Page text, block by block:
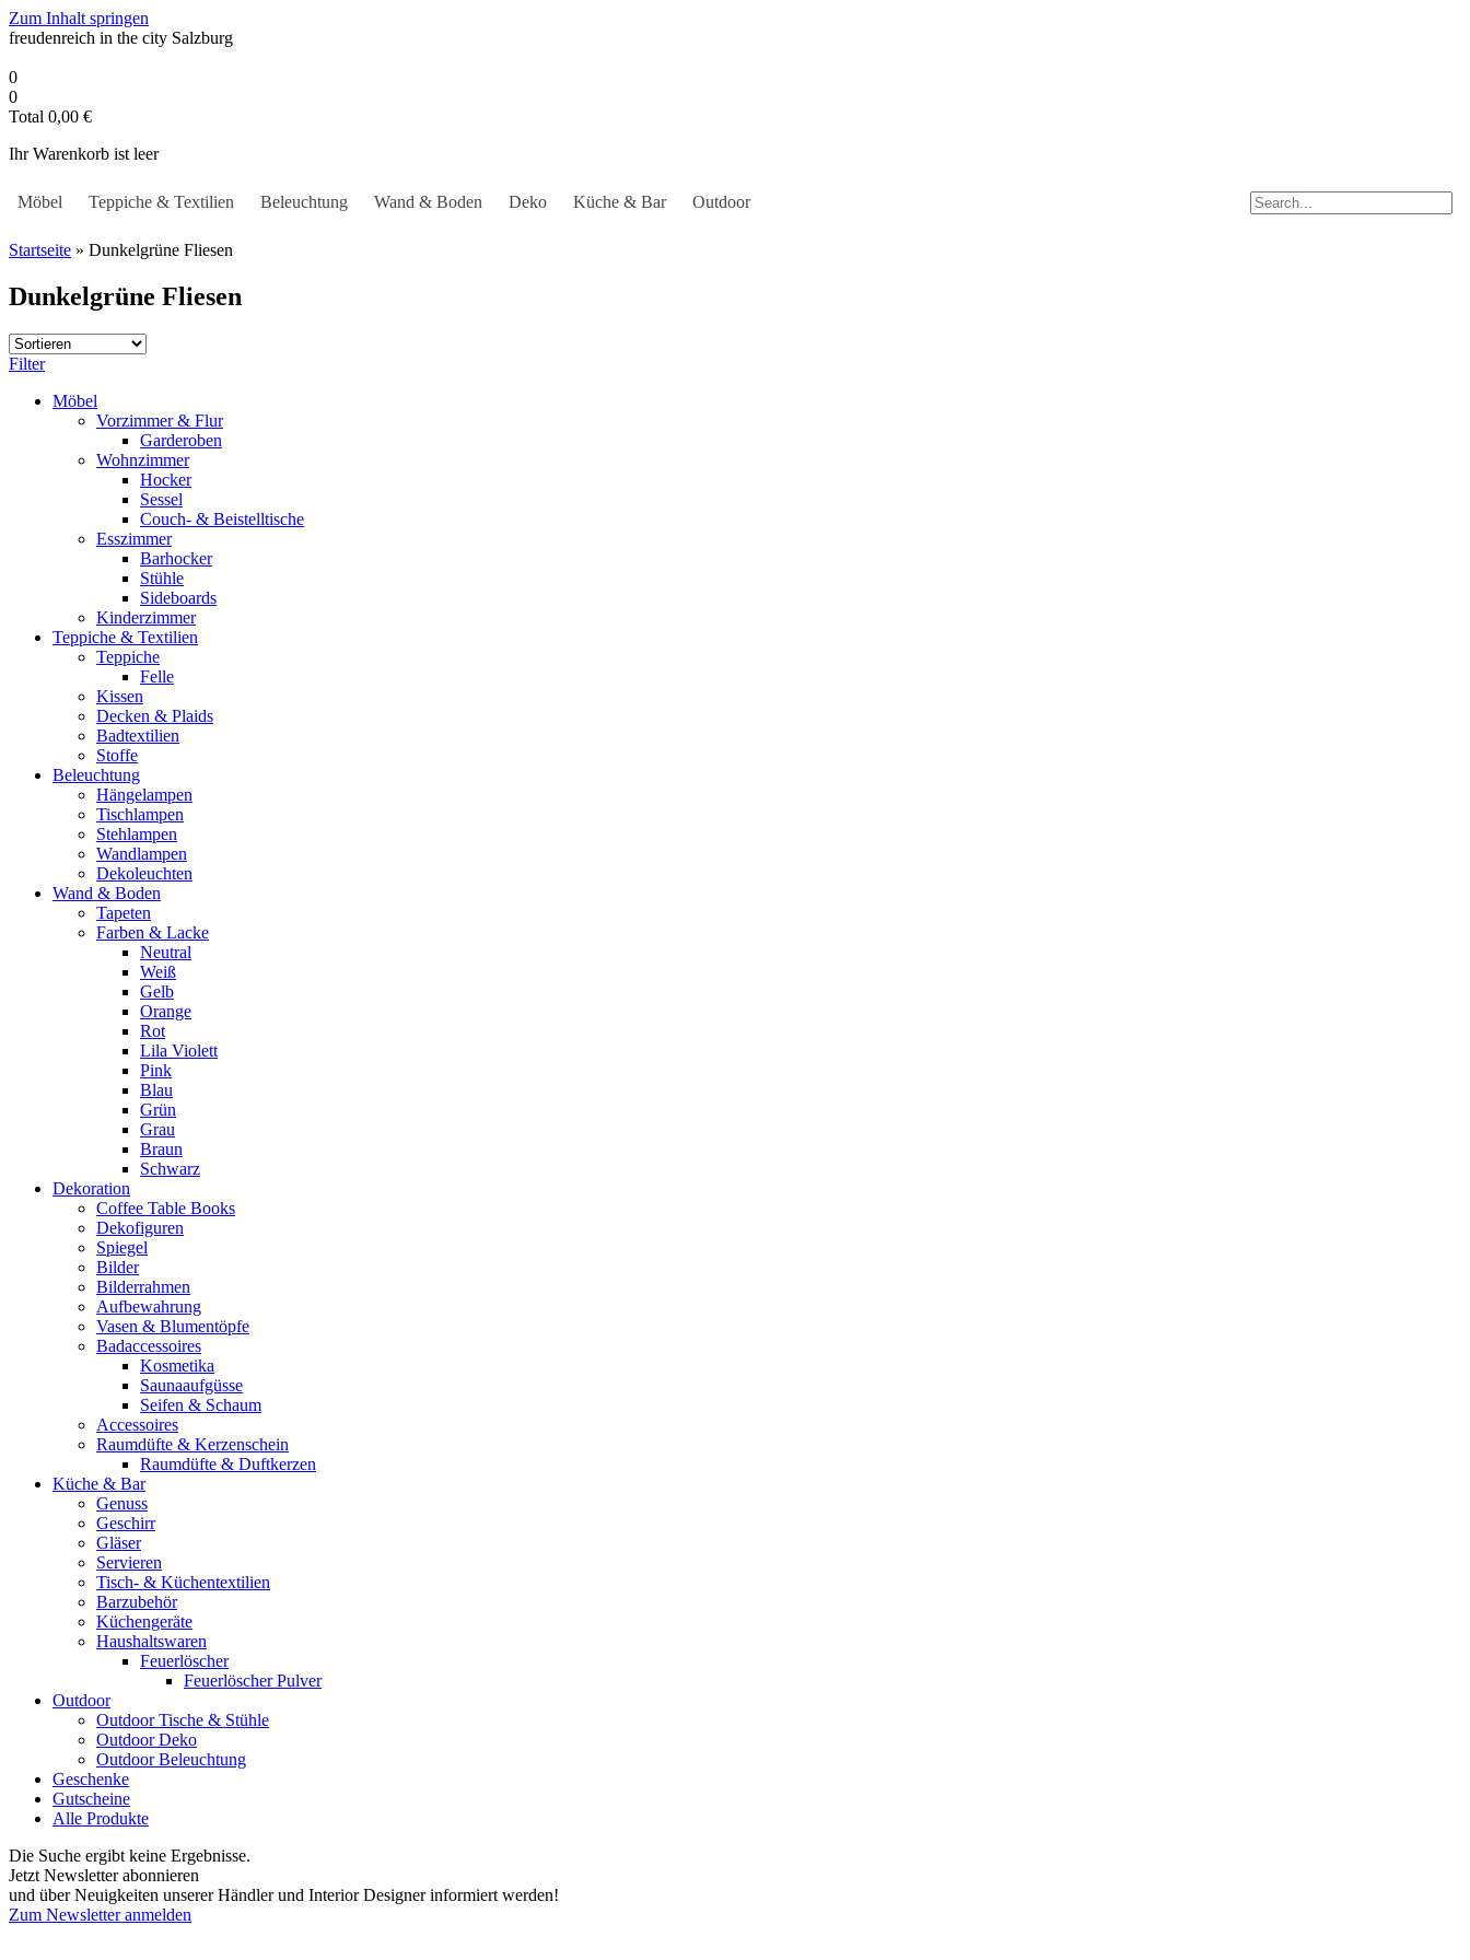
Zum Inhalt springen
freudenreich in the city Salzburg
0
0
Total 0,00 €
Ihr Warenkorb ist leer
Möbel Teppiche & Textilien Beleuchtung Wand & Boden Deko Küche & Bar Outdoor
Startseite » Dunkelgrüne Fliesen
Dunkelgrüne Fliesen
Filter
Möbel
Vorzimmer & Flur
Garderoben
Wohnzimmer
Hocker
Sessel
Couch- & Beistelltische
Esszimmer
Barhocker
Stühle
Sideboards
Kinderzimmer
Teppiche & Textilien
Teppiche
Felle
Kissen
Decken & Plaids
Badtextilien
Stoffe
Beleuchtung
Hängelampen
Tischlampen
Stehlampen
Wandlampen
Dekoleuchten
Wand & Boden
Tapeten
Farben & Lacke
Neutral
Weiß
Gelb
Orange
Rot
Lila Violett
Pink
Blau
Grün
Grau
Braun
Schwarz
Dekoration
Coffee Table Books
Dekofiguren
Spiegel
Bilder
Bilderrahmen
Aufbewahrung
Vasen & Blumentöpfe
Badaccessoires
Kosmetika
Saunaaufgüsse
Seifen & Schaum
Accessoires
Raumdüfte & Kerzenschein
Raumdüfte & Duftkerzen
Küche & Bar
Genuss
Geschirr
Gläser
Servieren
Tisch- & Küchentextilien
Barzubehör
Küchengeräte
Haushaltswaren
Feuerlöscher
Feuerlöscher Pulver
Outdoor
Outdoor Tische & Stühle
Outdoor Deko
Outdoor Beleuchtung
Geschenke
Gutscheine
Alle Produkte
Die Suche ergibt keine Ergebnisse.
Jetzt Newsletter abonnieren
und über Neuigkeiten unserer Händler und Interior Designer informiert werden!
Zum Newsletter anmelden